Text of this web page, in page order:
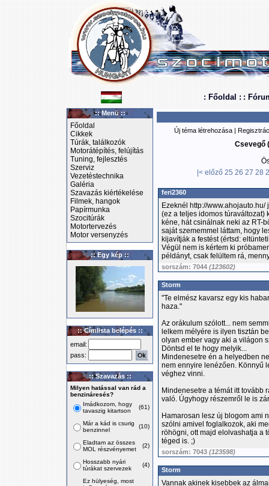
: Főoldal : :
:: Menü ::
Főoldal
Cikkek
Túrák, találkozók
Motorátépítés, felújítás
Tuning, fejlesztés
Szerviz
Vezetéstechnika
Galéria
Szavazás kiértékelése
Filmek, hangok
Papírmunka
Szocitúrák
Motortervezés
Motor versenyzés
:: Egy kép ::
:: Címlista belépés ::
email:
pass:
:: Szavazás ::
Milyen hatással van rád a
benzináresés?
Imádkozom, hogy
tavaszig kitartson
(61)
Már a kád is csurig
benzinnel
(10)
Eladtam az összes
MOL részvényemet
(2)
Hosszabb nyári
túrákat szervezek
(4)
Ez hülyeség, most
Új téma létrehozása |
Csevegő
|< előző 25 26 27 28
feri2360
Ezeknél http://www.ahojauto.hu/
(ez a teljes idomos túraváltozat)
kéne, hát csinálnak neki az RT-
saját szememmel láttam, hogy
kijavítják a festést (értsd:
Végül nem is kértem ki
példányt, csak felültem rá,
sorszám: 7044 (123602)
Storm
"Te elmész kavarsz egy kis
haza."
Az orákulum szólott... nem
lelkem mélyére is ilyen tisztán
olyan ember vagy aki a világon
Döntsd el te hogy melyik...
Mindenesetre én a helyedben
nem ennyire lenézően. Könnyű
véghez vinni.
Mindenesetre a témát itt tovább
való. Úgyhogy részemről le is
Hamarosan lesz új blogom ami
szólni amivel foglalkozok, aki
röhögni, ott majd elolvashatja a
téged is. ;)
sorszám: 7043 (123598)
Storm
Vannak akinek kisebbek az